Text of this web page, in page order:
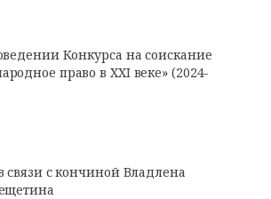
Конкурса на соискание
право в XXI веке» (2024-
связи с кончиной Владлена